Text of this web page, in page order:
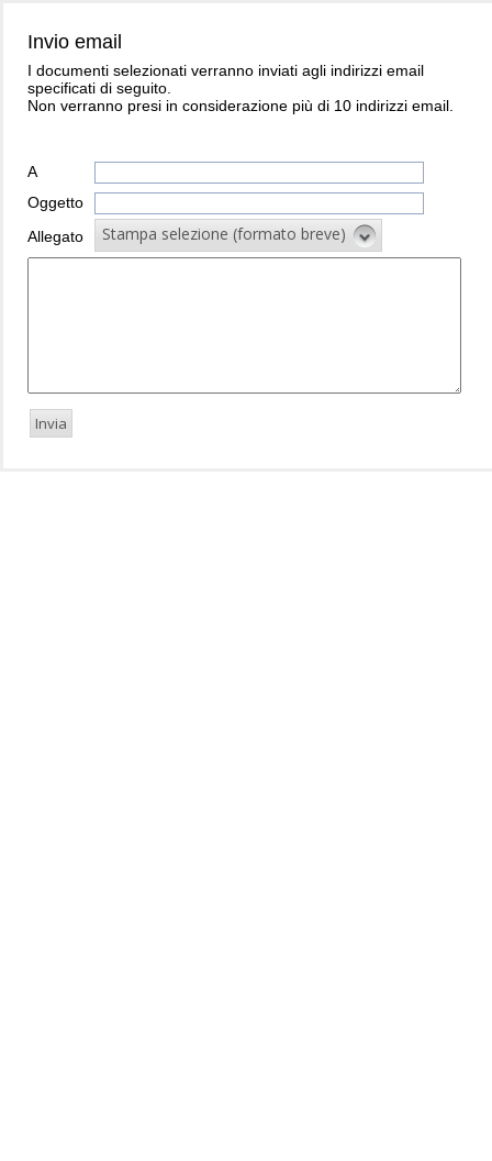
Invio email
I documenti selezionati verranno inviati agli indirizzi email
specificati di seguito.
Non verranno presi in considerazione più di 10 indirizzi email.
A
Oggetto
Allegato
Stampa selezione (formato breve)